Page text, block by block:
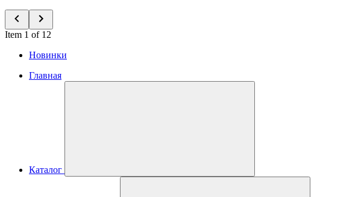
Item 1 of 12
Новинки
Главная
Каталог